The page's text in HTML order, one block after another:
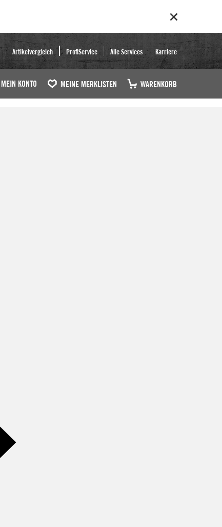
Artikelvergleich ProfiService Alle Services Karriere
MEIN KONTO MEINE MERKLISTEN WARENKORB